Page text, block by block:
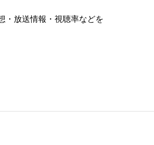
・放送情報・視聴率などを